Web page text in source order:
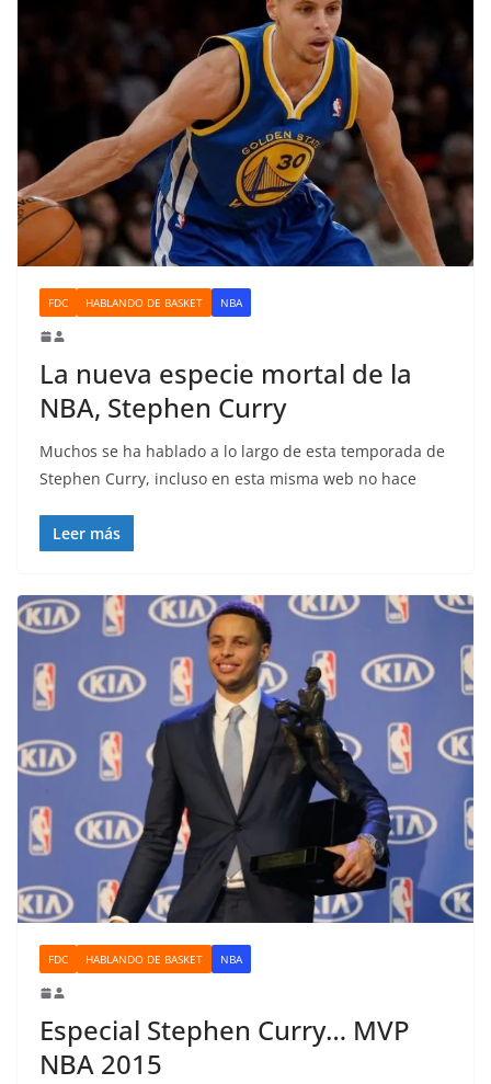
FDC HABLANDO DE BASKET NBA
La nueva especie mortal de la
NBA, Stephen Curry
Muchos se ha hablado a lo largo de esta temporada de
Stephen Curry, incluso en esta misma web no hace
Leer más
FDC HABLANDO DE BASKET NBA
Especial Stephen Curry… MVP
NBA 2015